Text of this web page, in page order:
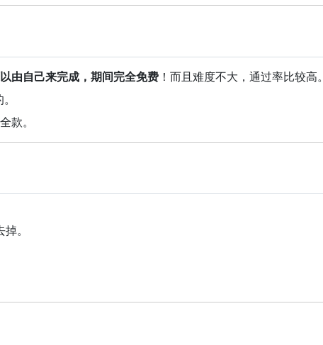
由自己来完成，期间完全免费！而且难度不大，通过率比较高。
款。
。